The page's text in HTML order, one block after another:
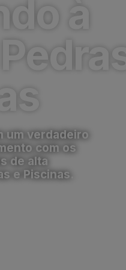
à
um verdadeiro
com os
de alta
e Piscinas.